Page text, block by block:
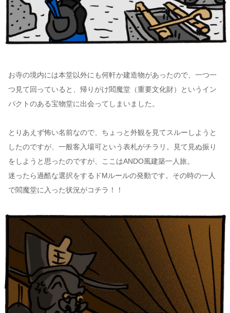
お寺の境内には本堂以外にも何軒か建造物があったので、一つ一
つ見て回っていると、帰りがけ閻魔堂（重要文化財）というイン
パクトのある宝物堂に出会ってしまいました。
とりあえず怖い名前なので、ちょっと外観を見てスルーしようと
したのですが、一般客入場可という表札がチラリ。見て見ぬ振り
をしようと思ったのですが、ここはANDO風建築一人旅。
迷ったら過酷な選択をするドMルールの発動です。その時の一人
で閻魔堂に入った状況がコチラ！！